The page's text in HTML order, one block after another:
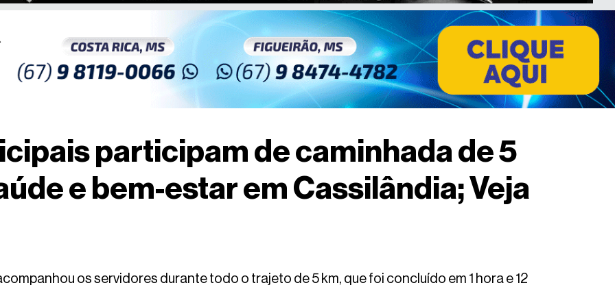
participam de caminhada de 5
e bem-estar em Cassilândia; Veja
os servidores durante todo o trajeto de 5 km, que foi concluído em 1 hora e 12